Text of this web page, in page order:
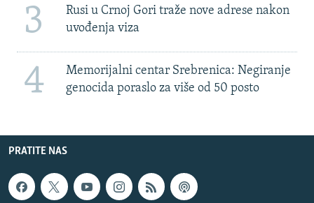
3
Rusi u Crnoj Gori traže nove adrese nakon
uvođenja viza
4
Memorijalni centar Srebrenica: Negiranje
genocida poraslo za više od 50 posto
PRATITE NAS